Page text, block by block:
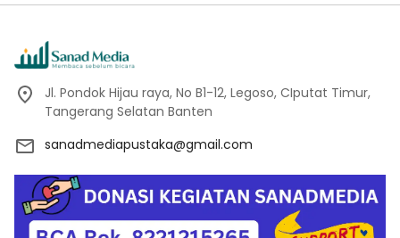
Jl. Pondok Hijau raya, No B1-12, Legoso, CIputat Timur,
Tangerang Selatan Banten
sanadmediapustaka@gmail.com